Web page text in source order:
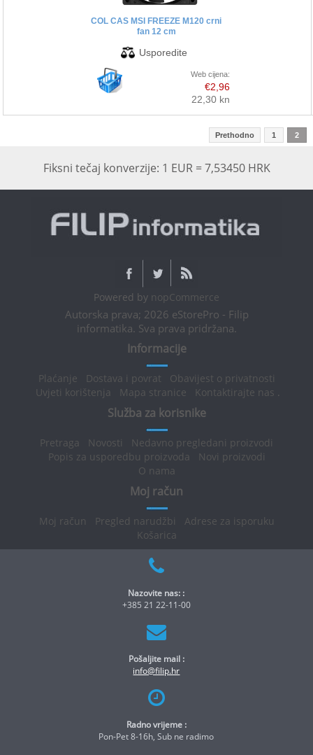
COL CAS MSI FREEZE M120 crni
fan 12 cm
Web cijena:
€2,96
22,30 kn
Prethodno 1 2
Fiksni tečaj konverzije: 1 EUR = 7,53450 HRK
Powered by nopCommerce
Autorska prava; 2026 eStorePro - Filip
informatika. Sva prava pridržana.
Informacije
Plaćanje Dostava i povrat
Obavijest o privatnosti
Uvjeti korištenja
Mapa stranice Kontaktirajte nas .
Služba za korisnike
Pretraga Novosti
Nedavno pregledani proizvodi
Popis za usporedbu proizvoda
Novi proizvodi
O nama
Moj račun
Moj račun Pregled narudžbi
Adrese za isporuku
Košarica
Nazovite nas: :
+385 21 22-11-00
Pošaljite mail :
info@filip.hr
Radno vrijeme :
Pon-Pet 8-16h, Sub ne radimo